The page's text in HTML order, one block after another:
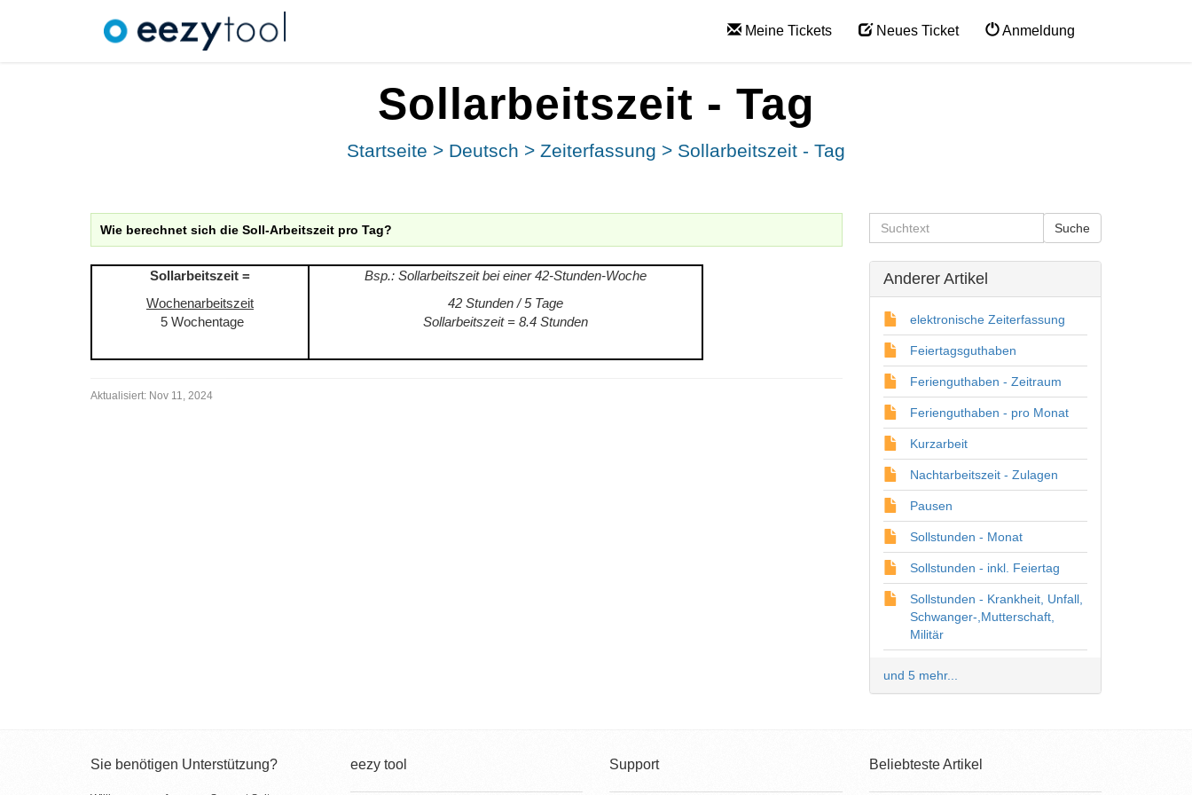
Meine Tickets Neues Ticket Anmeldung
Sollarbeitszeit - Tag
Startseite > Deutsch > Zeiterfassung > Sollarbeitszeit - Tag
Wie berechnet sich die Soll-Arbeitszeit pro Tag?
Sollarbeitszeit =
Wochenarbeitszeit
5 Wochentage
Bsp.: Sollarbeitszeit bei einer 42-Stunden-Woche
42 Stunden / 5 Tage
Sollarbeitszeit = 8.4 Stunden
Aktualisiert: Nov 11, 2024
Anderer Artikel
elektronische Zeiterfassung
Feiertagsguthaben
Ferienguthaben - Zeitraum
Ferienguthaben - pro Monat
Kurzarbeit
Nachtarbeitszeit - Zulagen
Pausen
Sollstunden - Monat
Sollstunden - inkl. Feiertag
Sollstunden - Krankheit, Unfall,
Schwanger-,Mutterschaft,
Militär
und 5 mehr...
Sie benötigen Unterstützung? eezy tool Support Beliebteste Artikel